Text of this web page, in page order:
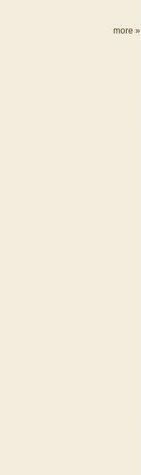
more »